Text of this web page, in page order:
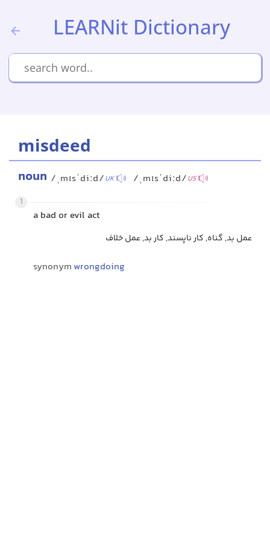
LEARNit Dictionary
misdeed
noun /ˌmɪsˈdiːd/UK /ˌmɪsˈdiːd/US
1
a bad or evil act
عمل بد, گناه, کار ناپسند, کار بد, عمل خلاف
synonym wrongdoing